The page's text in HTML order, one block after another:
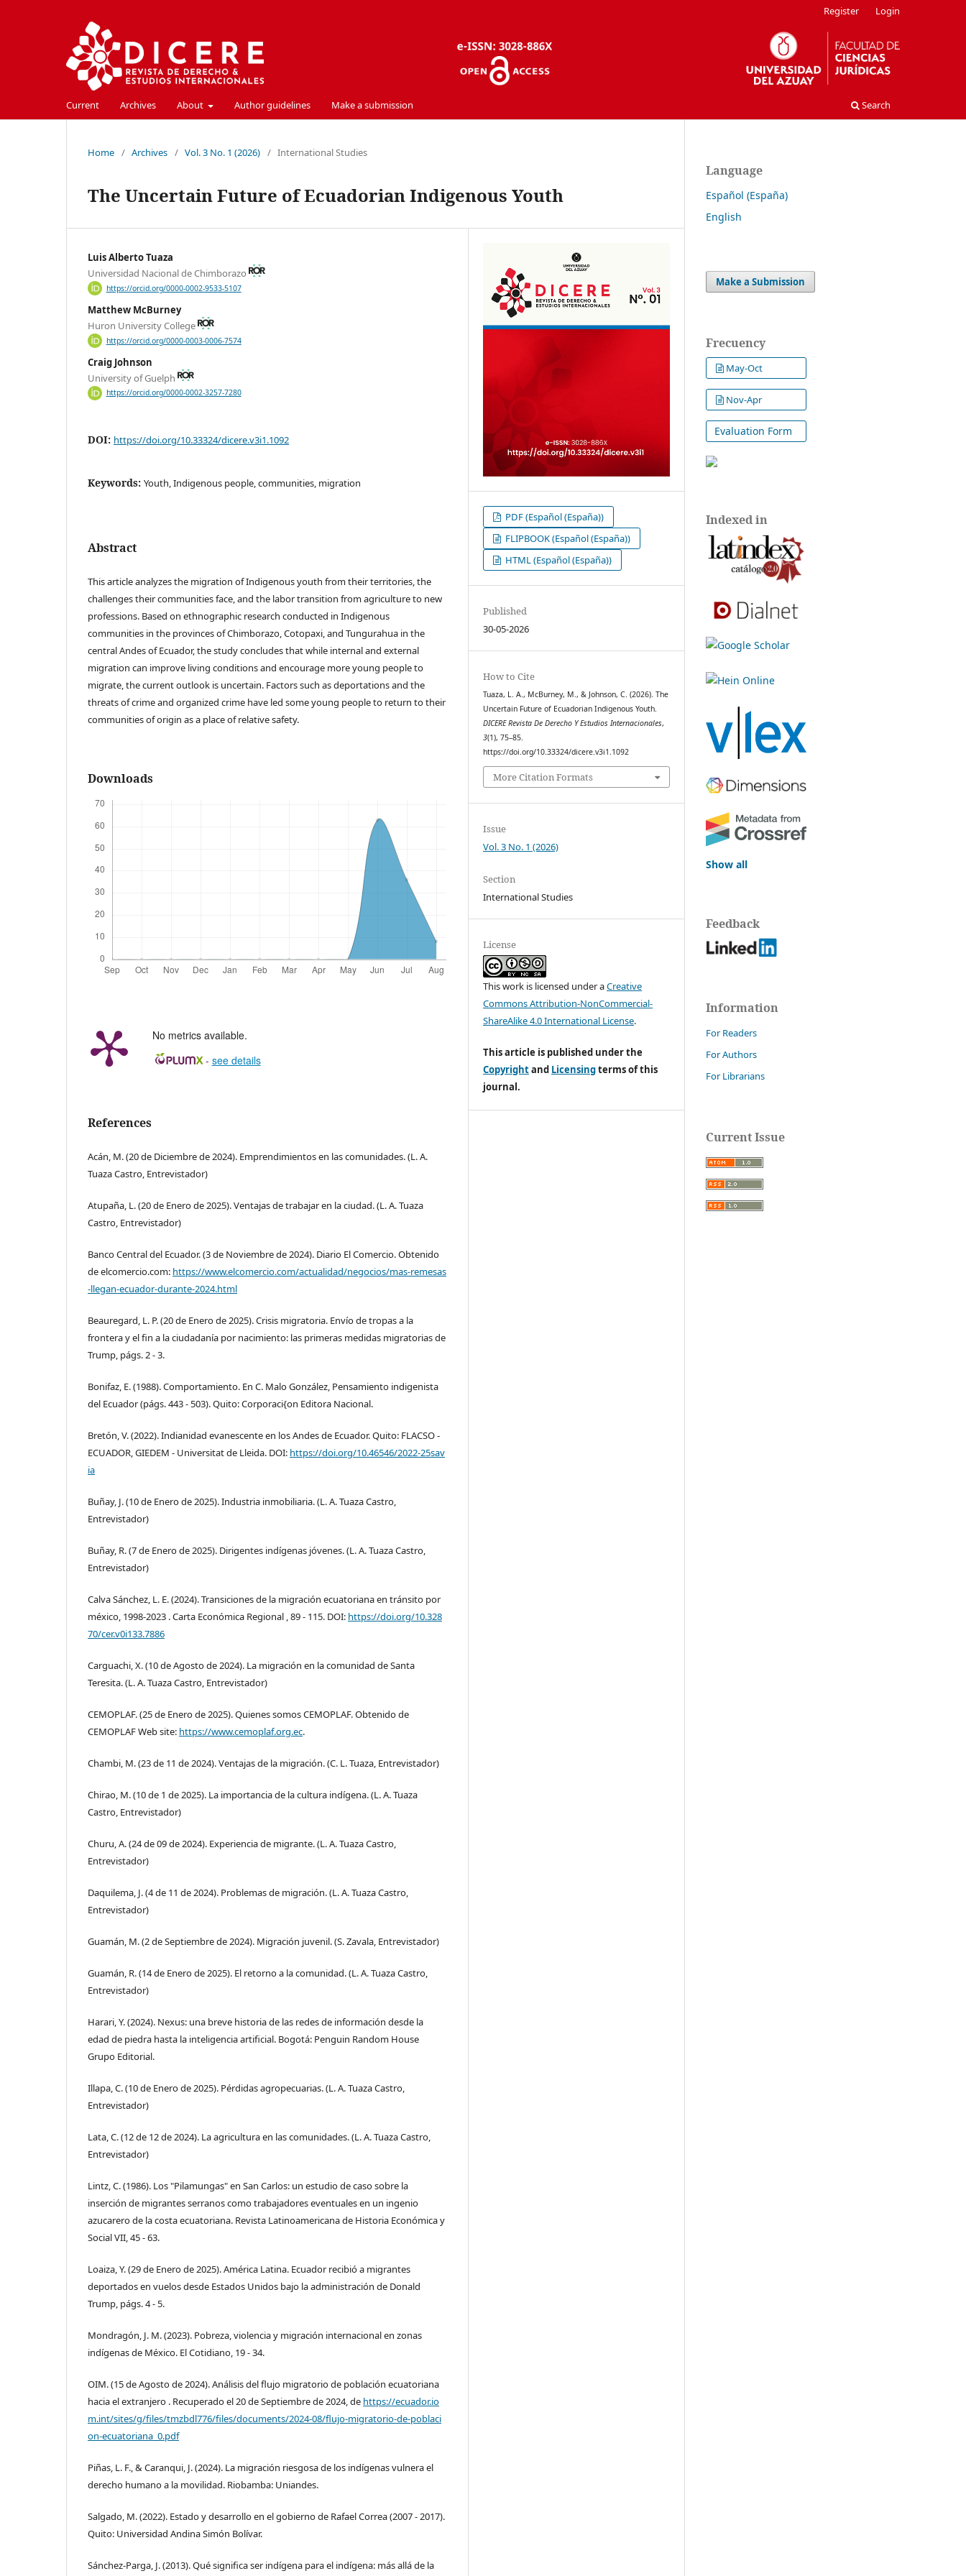
Current Archives About Author guidelines Make a submission Search
Register Login
Home / Archives / Vol. 3 No. 1 (2026) / International Studies
The Uncertain Future of Ecuadorian Indigenous Youth
Luis Alberto Tuaza
Universidad Nacional de Chimborazo
https://orcid.org/0000-0002-9533-5107
Matthew McBurney
Huron University College
https://orcid.org/0000-0003-0006-7574
Craig Johnson
University of Guelph
https://orcid.org/0000-0002-3257-7280
DOI: https://doi.org/10.33324/dicere.v3i1.1092
Keywords: Youth, Indigenous people, communities, migration
Abstract
This article analyzes the migration of Indigenous youth from their territories, the
challenges their communities face, and the labor transition from agriculture to new
professions. Based on ethnographic research conducted in Indigenous
communities in the provinces of Chimborazo, Cotopaxi, and Tungurahua in the
central Andes of Ecuador, the study concludes that while internal and external
migration can improve living conditions and encourage more young people to
migrate, the current outlook is uncertain. Factors such as deportations and the
threats of crime and organized crime have led some young people to return to their
communities of origin as a place of relative safety.
Downloads
No metrics available.
- see details
References
Acán, M. (20 de Diciembre de 2024). Emprendimientos en las comunidades. (L. A.
Tuaza Castro, Entrevistador)
Atupaña, L. (20 de Enero de 2025). Ventajas de trabajar en la ciudad. (L. A. Tuaza
Castro, Entrevistador)
Banco Central del Ecuador. (3 de Noviembre de 2024). Diario El Comercio. Obtenido
de elcomercio.com: https://www.elcomercio.com/actualidad/negocios/mas-remesas
-llegan-ecuador-durante-2024.html
Beauregard, L. P. (20 de Enero de 2025). Crisis migratoria. Envío de tropas a la
frontera y el fin a la ciudadanía por nacimiento: las primeras medidas migratorias de
Trump, págs. 2 - 3.
Bonifaz, E. (1988). Comportamiento. En C. Malo González, Pensamiento indigenista
del Ecuador (págs. 443 - 503). Quito: Corporaci{on Editora Nacional.
Bretón, V. (2022). Indianidad evanescente en los Andes de Ecuador. Quito: FLACSO -
ECUADOR, GIEDEM - Universitat de Lleida. DOI: https://doi.org/10.46546/2022-25sav
ia
Buñay, J. (10 de Enero de 2025). Industria inmobiliaria. (L. A. Tuaza Castro,
Entrevistador)
Buñay, R. (7 de Enero de 2025). Dirigentes indígenas jóvenes. (L. A. Tuaza Castro,
Entrevistador)
Calva Sánchez, L. E. (2024). Transiciones de la migración ecuatoriana en tránsito por
méxico, 1998-2023 . Carta Económica Regional , 89 - 115. DOI: https://doi.org/10.328
70/cer.v0i133.7886
Carguachi, X. (10 de Agosto de 2024). La migración en la comunidad de Santa
Teresita. (L. A. Tuaza Castro, Entrevistador)
CEMOPLAF. (25 de Enero de 2025). Quienes somos CEMOPLAF. Obtenido de
CEMOPLAF Web site: https://www.cemoplaf.org.ec.
Chambi, M. (23 de 11 de 2024). Ventajas de la migración. (C. L. Tuaza, Entrevistador)
Chirao, M. (10 de 1 de 2025). La importancia de la cultura indígena. (L. A. Tuaza
Castro, Entrevistador)
Churu, A. (24 de 09 de 2024). Experiencia de migrante. (L. A. Tuaza Castro,
Entrevistador)
Daquilema, J. (4 de 11 de 2024). Problemas de migración. (L. A. Tuaza Castro,
Entrevistador)
Guamán, M. (2 de Septiembre de 2024). Migración juvenil. (S. Zavala, Entrevistador)
Guamán, R. (14 de Enero de 2025). El retorno a la comunidad. (L. A. Tuaza Castro,
Entrevistador)
Harari, Y. (2024). Nexus: una breve historia de las redes de información desde la
edad de piedra hasta la inteligencia artificial. Bogotá: Penguin Random House
Grupo Editorial.
Illapa, C. (10 de Enero de 2025). Pérdidas agropecuarias. (L. A. Tuaza Castro,
Entrevistador)
Lata, C. (12 de 12 de 2024). La agricultura en las comunidades. (L. A. Tuaza Castro,
Entrevistador)
Lintz, C. (1986). Los "Pilamungas" en San Carlos: un estudio de caso sobre la
inserción de migrantes serranos como trabajadores eventuales en un ingenio
azucarero de la costa ecuatoriana. Revista Latinoamericana de Historia Económica y
Social VII, 45 - 63.
Loaiza, Y. (29 de Enero de 2025). América Latina. Ecuador recibió a migrantes
deportados en vuelos desde Estados Unidos bajo la administración de Donald
Trump, págs. 4 - 5.
Mondragón, J. M. (2023). Pobreza, violencia y migración internacional en zonas
indígenas de México. El Cotidiano, 19 - 34.
OIM. (15 de Agosto de 2024). Análisis del flujo migratorio de población ecuatoriana
hacia el extranjero . Recuperado el 20 de Septiembre de 2024, de https://ecuador.io
m.int/sites/g/files/tmzbdl776/files/documents/2024-08/flujo-migratorio-de-poblaci
on-ecuatoriana_0.pdf
Piñas, L. F., & Caranqui, J. (2024). La migración riesgosa de los indígenas vulnera el
derecho humano a la movilidad. Riobamba: Uniandes.
Salgado, M. (2022). Estado y desarrollo en el gobierno de Rafael Correa (2007 - 2017).
Quito: Universidad Andina Simón Bolívar.
Sánchez-Parga, J. (2013). Qué significa ser indígena para el indígena: más allá de la
PDF (Español (España))
FLIPBOOK (Español (España))
HTML (Español (España))
Published
30-05-2026
How to Cite
Tuaza, L. A., McBurney, M., & Johnson, C. (2026). The
Uncertain Future of Ecuadorian Indigenous Youth.
DICERE Revista De Derecho Y Estudios Internacionales,
3(1), 75–85.
https://doi.org/10.33324/dicere.v3i1.1092
More Citation Formats
Issue
Vol. 3 No. 1 (2026)
Section
International Studies
License
This work is licensed under aCreative
Commons Attribution-NonCommercial-
ShareAlike 4.0 International License.
This article is published under the
Copyrightand Licensingterms of this
journal.
Language
Español (España)
English
Make a Submission
Frecuency
May-Oct
Nov-Apr
Evaluation Form
Indexed in
Show all
Feedback
Information
For Readers
For Authors
For Librarians
Current Issue